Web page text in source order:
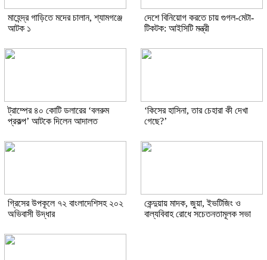
মাহেন্দ্র গাড়িতে মদের চালান, শ্যামগঞ্জে
আটক ১
দেশে বিনিয়োগ করতে চায় গুগল-মেটা-
টিকটক: আইসিটি মন্ত্রী
ট্রাম্পের ৪০ কোটি ডলারের ‘বলরুম
প্রকল্প’ আটকে দিলেন আদালত
‘কিসের হাসিনা, তার চেহারা কী দেখা
গেছে?’
গ্রিসের উপকূলে ৭২ বাংলাদেশিসহ ২০২
অভিবাসী উদ্ধার
কেন্দুয়ায় মাদক, জুয়া, ইভটিজিং ও
বাল্যবিবাহ রোধে সচেতনতামূলক সভা